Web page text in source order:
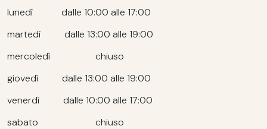
lunedì dalle 10:00 alle 17:00
martedì dalle 13:00 alle 19:00
mercoledì chiuso
giovedì dalle 13:00 alle 19:00
venerdì dalle 10:00 alle 17:00
sabato chiuso